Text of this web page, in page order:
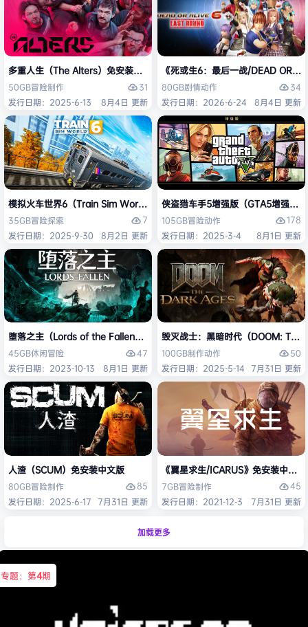
多重人生（The Alters）免安装中文版
50GB冒险制作
31
发行日期：2025-6-13
8月4日 更新
《死或生6：最后一战/DEAD OR
80GB剧情动作
34
发行日期：2026-6-24
8月4日 更新
模拟火车世界6（Train Sim World 6）免安装中文版
35GB冒险探索
7
发行日期：2025-9-30
8月2日 更新
侠盗猎车手5增强版（GTA5增强版
105GB冒险动作
178
发行日期：2025-3-4
8月1日 更新
堕落之主（Lords of the Fallen）免安装中文版
45GB休闲冒险
47
发行日期：2023-10-13
8月1日 更新
毁灭战士：黑暗时代（DOOM: The
100GB制作动作
50
发行日期：2025-5-14 7月31日 更新
人渣（SCUM）免安装中文版
80GB冒险制作
85
发行日期：2025-6-17 7月31日 更新
《翼星求生/ICARUS》免安装中文版
7GB冒险制作
45
发行日期：2021-12-3
7月31日 更新
加载更多
专题：第4期